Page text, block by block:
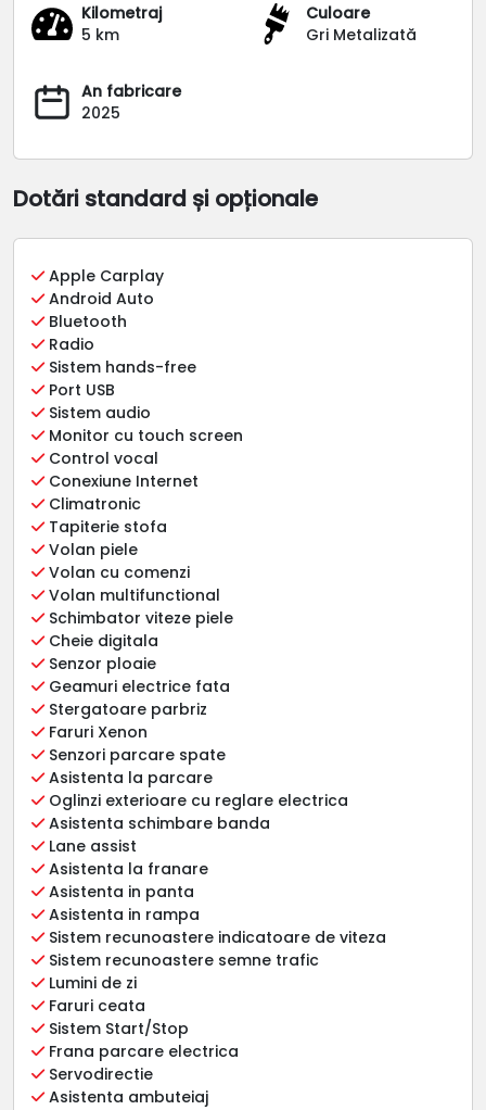
Kilometraj
5 km
Culoare
Gri Metalizată
An fabricare
2025
Dotări standard și opționale
Apple Carplay
Android Auto
Bluetooth
Radio
Sistem hands-free
Port USB
Sistem audio
Monitor cu touch screen
Control vocal
Conexiune Internet
Climatronic
Tapiterie stofa
Volan piele
Volan cu comenzi
Volan multifunctional
Schimbator viteze piele
Cheie digitala
Senzor ploaie
Geamuri electrice fata
Stergatoare parbriz
Faruri Xenon
Senzori parcare spate
Asistenta la parcare
Oglinzi exterioare cu reglare electrica
Asistenta schimbare banda
Lane assist
Asistenta la franare
Asistenta in panta
Asistenta in rampa
Sistem recunoastere indicatoare de viteza
Sistem recunoastere semne trafic
Lumini de zi
Faruri ceata
Sistem Start/Stop
Frana parcare electrica
Servodirectie
Asistenta ambuteiaj